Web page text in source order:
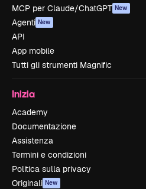
MCP per Claude/ChatGPT New
Agenti New
API
App mobile
Tutti gli strumenti Magnific
Inizia
Academy
Documentazione
Assistenza
Termini e condizioni
Politica sulla privacy
Originali New